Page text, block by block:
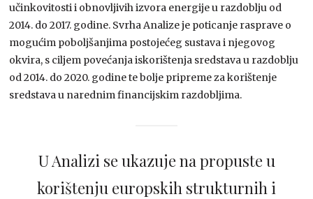
učinkovitosti i obnovljivih izvora energije u razdoblju od
2014. do 2017. godine. Svrha Analize je poticanje rasprave o
mogućim poboljšanjima postojećeg sustava i njegovog
okvira, s ciljem povećanja iskorištenja sredstava u razdoblju
od 2014. do 2020. godine te bolje pripreme za korištenje
sredstava u narednim financijskim razdobljima.
U Analizi se ukazuje na propuste u
korištenju europskih strukturnih i